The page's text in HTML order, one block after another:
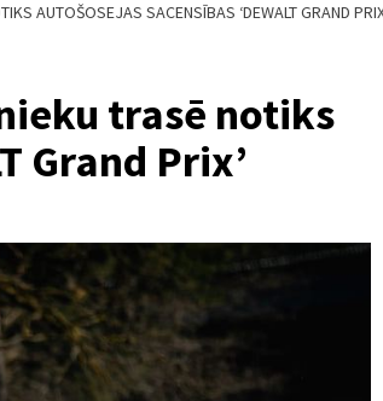
AUTOŠOSEJAS SACENSĪBAS ‘DEWALT GRAND
trasē notiks
Grand Prix’